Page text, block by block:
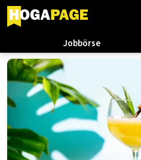
Jobbörse